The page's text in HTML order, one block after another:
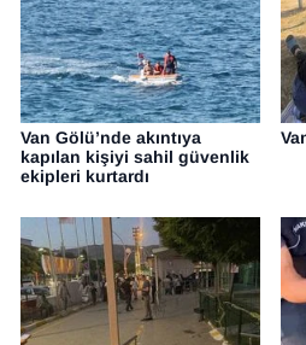
Van Gölü’nde akıntıya
kapılan kişiyi sahil güvenlik
ekipleri kurtardı